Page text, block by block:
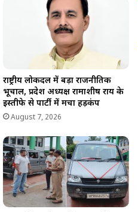
राष्ट्रीय लोकदल में बड़ा राजनीतिक
भूचाल, प्रदेश अध्यक्ष रामाशीष राय के
इस्तीफे से पार्टी में मचा हड़कंप
August 7, 2026